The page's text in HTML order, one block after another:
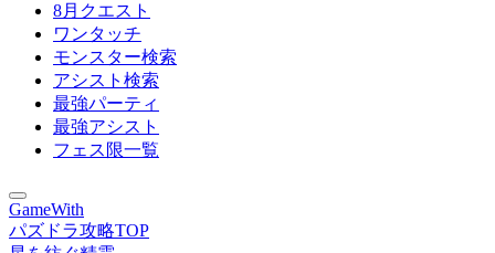
8月クエスト
ワンタッチ
モンスター検索
アシスト検索
最強パーティ
最強アシスト
フェス限一覧
GameWith
パズドラ攻略TOP